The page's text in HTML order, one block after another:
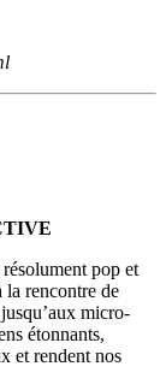
pop et
la rencontre de
micro-
étonnants,
et rendent nos